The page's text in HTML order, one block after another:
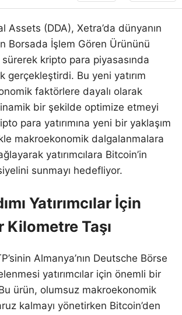
Assets (DDA), Xetra’da dünyanın
Borsada İşlem Gören Ürününü
kripto para piyasasında
gerçekleştirdi. Bu yeni yatırım
faktörlere dayalı olarak
bir şekilde optimize etmeyi
para yatırımına yeni bir yaklaşım
makroekonomik dalgalanmalara
yatırımcılara Bitcoin’in
sunmayı hedefliyor.
Yatırımcılar İçin
Kilometre Taşı
Almanya’nın Deutsche Börse
yatırımcılar için önemli bir
ürün, olumsuz makroekonomik
kalmayı yönetirken Bitcoin’den